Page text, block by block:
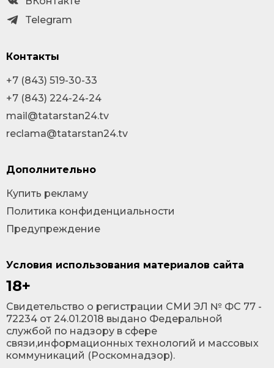
Условия использования материалов сайта
18+
Cвидетельство о регистрации СМИ ЭЛ № ФС 77 -
72234 от 24.01.2018 выдано Федеральной
службой по надзору в сфере
связи,информационных технологий и массовых
коммуникаций (Роскомнадзор).
Telegram
Контакты
+7 (843) 519-30-33
+7 (843) 224-24-24
mail@tatarstan24.tv
reclama@tatarstan24.tv
Дополнительно
Купить рекламу
Политика конфиденциальности
Предупреждение